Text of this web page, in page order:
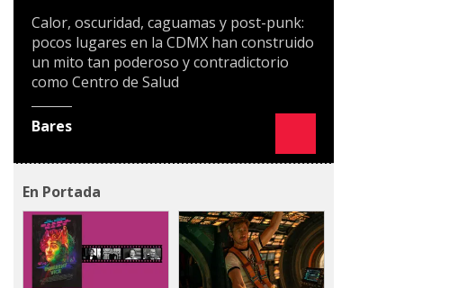
Calor, oscuridad, caguamas y post-punk:
pocos lugares en la CDMX han construido
un mito tan poderoso y contradictorio
como Centro de Salud
Bares
En Portada